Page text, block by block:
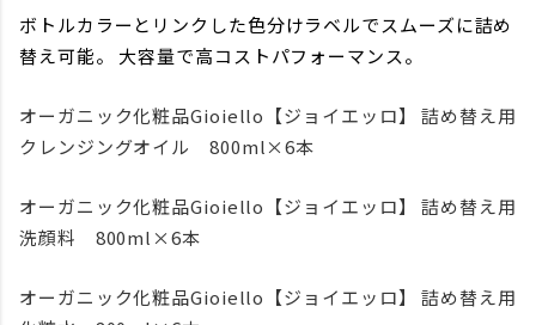
ボトルカラーとリンクした色分けラベルでスムーズに詰め
替え可能。 大容量で高コストパフォーマンス。
オーガニック化粧品Gioiello【ジョイエッロ】 詰め替え用
クレンジングオイル 800ml×6本
オーガニック化粧品Gioiello【ジョイエッロ】 詰め替え用
洗顔料 800ml×6本
オーガニック化粧品Gioiello【ジョイエッロ】 詰め替え用